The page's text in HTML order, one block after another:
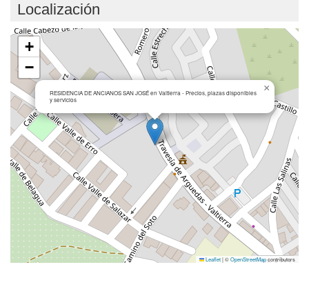
Localización
Cargando mapa...
RESIDENCIA DE ANCIANOS SAN JOSÉ en Valtierra - Precios, plazas disponibles
y servicios
×
+
−
Leaflet|©OpenStreetMapcontributors